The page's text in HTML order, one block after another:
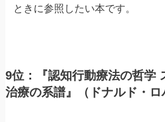
ときに参照したい本です。
9位：『認知行動療法の哲学
治療の系譜』（ドナルド・ロ